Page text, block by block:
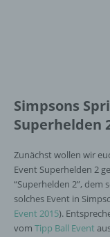
Simpsons
Superhelden
Zunächst wollen wir
Event Superhelden 2
“Superhelden 2”, dem
solches Event in
Event 2015).
vom Tipp Ball Event